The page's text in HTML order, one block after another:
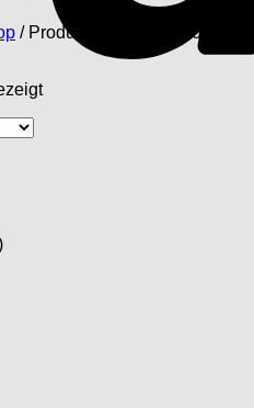
/Produkte verschlagwortet